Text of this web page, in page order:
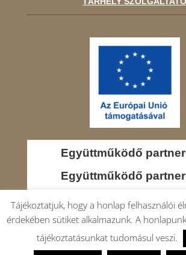
Együttműködő
Együttműködő
Tájékoztatjuk, hogy a honlap felhasználói
érdekében sütiket alkalmazunk. A
tájékoztatásunkat tudomásul veszi.